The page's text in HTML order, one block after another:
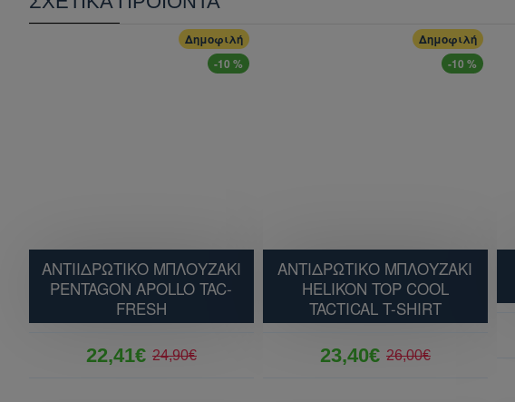
Δημοφιλή
-10 %
ΑΝΤΙΙΔΡΩΤΙΚΟ ΜΠΛΟΥΖΑΚΙ
PENTAGON APOLLO TAC-
FRESH
22,41€ 24,90€
Δημοφιλή
-10 %
ΑΝΤΙΔΡΩΤΙΚΟ ΜΠΛΟΥΖΑΚΙ
HELIKON TOP COOL
TACTICAL T-SHIRT
23,40€ 26,00€